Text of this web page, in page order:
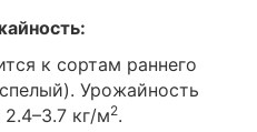
к сортам раннего
Урожайность
2.4–3.7 кг/м2.